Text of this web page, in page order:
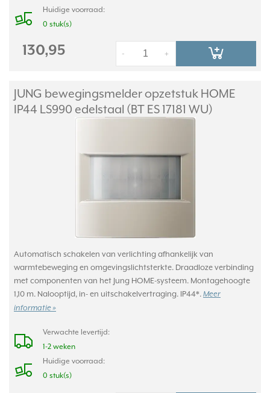
Huidige voorraad:
0 stuk(s)
130,95 +
-
JUNG bewegingsmelder opzetstuk HOME
IP44 LS990 edelstaal (BT ES 17181 WU)
Automatisch schakelen van verlichting afhankelijk van
warmtebeweging en omgevingslichtsterkte. Draadloze verbinding
met componenten van het Jung HOME-systeem. Montagehoogte
1,10 m. Nalooptijd, in- en uitschakelvertraging. IP44*. Meer
informatie »
Verwachte levertijd:
1-2 weken
Huidige voorraad:
0 stuk(s)